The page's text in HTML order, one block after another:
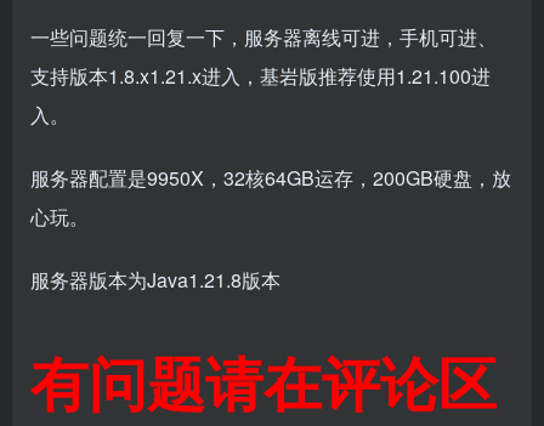
一些问题统一回复一下，服务器离线可进，手机可进、
支持版本1.8.x1.21.x进入，基岩版推荐使用1.21.100进
入。
服务器配置是9950X，32核64GB运存，200GB硬盘，放
心玩。
服务器版本为Java1.21.8版本
有问题请在评论区